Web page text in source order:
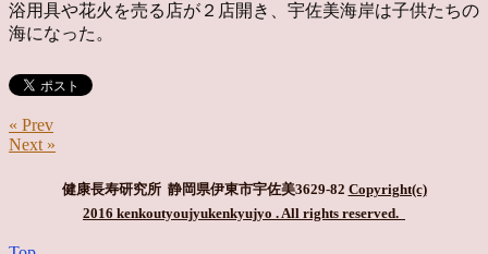
浴用具や花火を売る店が２店開き、宇佐美海岸は子供たちの
海になった。
« Prev
Next »
健康長寿研究所 静岡県伊東市宇佐美3629-82 Copyright(c)
2016 kenkoutyoujyukenkyujyo . All rights reserved.